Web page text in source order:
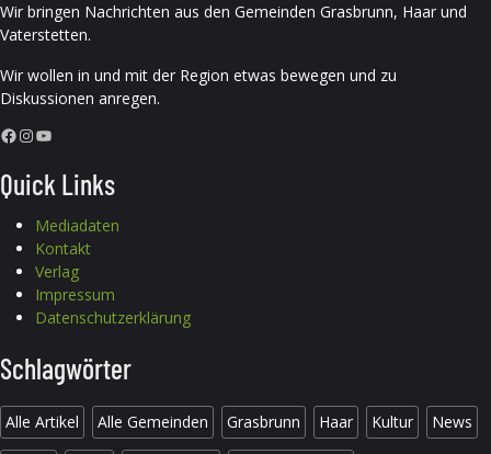
Wir bringen Nachrichten aus den Gemeinden Grasbrunn, Haar und
Vaterstetten.
Wir wollen in und mit der Region etwas bewegen und zu
Diskussionen anregen.
Facebook InstagramYouTube
Quick Links
Mediadaten
Kontakt
Verlag
Impressum
Datenschutzerklärung
Schlagwörter
Alle Artikel Alle Gemeinden Grasbrunn Haar Kultur News